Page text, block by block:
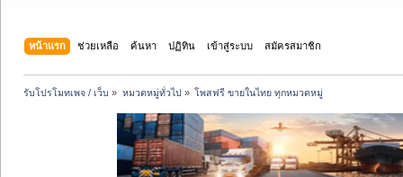
หน้าแรก ช่วยเหลือ ค้นหา ปฏิทิน เข้าสู่ระบบ สมัครสมาชิก
รับโปรโมทเพจ / เว็บ » หมวดหมู่ทั่วไป» โพสฟรี ขายในไทย ทุกหมวดหมู่